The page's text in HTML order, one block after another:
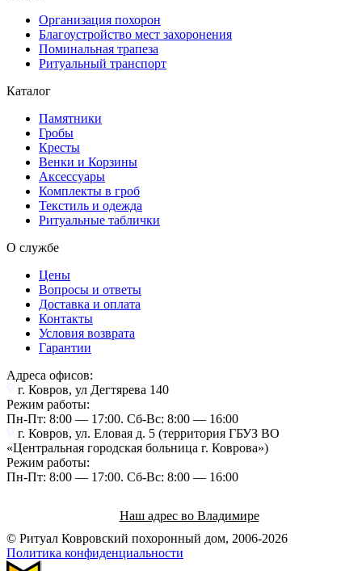
Организация похорон
Благоустройство мест захоронения
Поминальная трапеза
Ритуальный транспорт
Каталог
Памятники
Гробы
Кресты
Венки и Корзины
Аксессуары
Комплекты в гроб
Текстиль и одежда
Ритуальные таблички
О службе
Цены
Вопросы и ответы
Доставка и оплата
Контакты
Условия возврата
Гарантии
Адреса офисов:
г. Ковров, ул Дегтярева 140
Режим работы:
Пн-Пт: 8:00 — 17:00. Cб-Вс: 8:00 — 16:00
г. Ковров, ул. Еловая д. 5 (территория ГБУЗ ВО
«Центральная городская больница г. Коврова»)
Режим работы:
Пн-Пт: 8:00 — 17:00. Cб-Вс: 8:00 — 16:00
Наш адрес во Владимире
© Ритуал Ковровский похоронный дом, 2006-2026
Политика конфиденциальности